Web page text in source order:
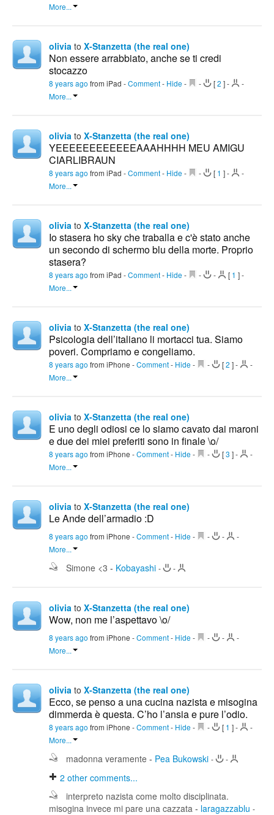
More...
olivia to X-Stanzetta (the real one)
Non essere arrabbiato, anche se ti credi
stocazzo
8 years ago from iPad -Comment- Hide - - [2 ]-
-
More...
olivia to X-Stanzetta (the real one)
YEEEEEEEEEEEEAAAHHHH MEU AMIGU
CIARLIBRAUN
8 years ago from iPad -Comment- Hide - - [ 1 ]-
-
More...
olivia to X-Stanzetta (the real one)
Io stasera ho sky che traballa e c'è stato anche
un secondo di schermo blu della morte. Proprio
stasera?
8 years ago from iPad -Comment- Hide - - - [ 1 ]-
More...
olivia to X-Stanzetta (the real one)
Psicologia dell’italiano li mortacci tua. Siamo
poveri. Compriamo e congeliamo.
8 years ago from iPhone -Comment- Hide - - [2 ]-
-
More...
olivia to X-Stanzetta (the real one)
E uno degli odiosi ce lo siamo cavato dai maroni
e due dei miei preferiti sono in finale \o/
8 years ago from iPhone -Comment- Hide - - [3 ]-
-
More...
olivia to X-Stanzetta (the real one)
Le Ande dell’armadio :D
8 years ago from iPhone -Comment- Hide - - -
-
More...
Simone <3 - Kobayashi - -
olivia to X-Stanzetta (the real one)
Wow, non me l’aspettavo \o/
8 years ago from iPhone -Comment- Hide - - -
-
More...
olivia to X-Stanzetta (the real one)
Ecco, se penso a una cucina nazista e misogina
dimmerda è questa. C’ho l’ansia e pure l’odio.
8 years ago from iPhone -Comment- Hide - - [ 1 ]-
-
More...
madonna veramente - Pea Bukowski - -
2 other comments...
interpreto nazista come molto disciplinata.
misogina invece mi pare una cazzata - laragazzablu -